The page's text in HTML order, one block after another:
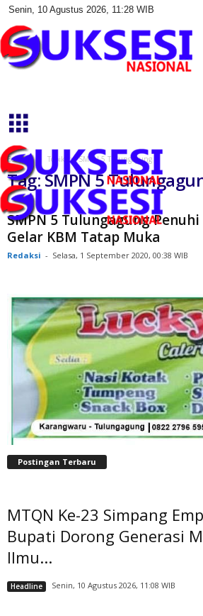
Senin, 10 Agustus 2026, 11:28 WIB
s
i
a
s
Beranda Topik SMPN 5 Tulungagung
Tag: SMPN 5
SMPN 5 Tulungagung
Gelar KBM Tatap Muka
Redaksi - Selasa, 1 September 2020, 00:38 WIB
Postingan Terbaru
MTQN Ke-23 Simpang
Bupati Dorong Generasi
Ilmu...
Headline Senin, 10 Agustus 2026, 11:08 WIB